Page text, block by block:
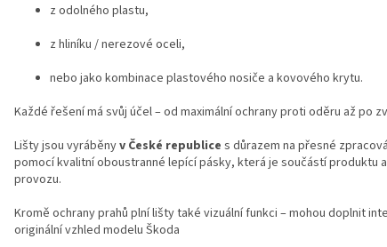
z odolného plastu,
z hliníku / nerezové oceli,
nebo jako kombinace plastového nosiče a kovového krytu.
Každé řešení má svůj účel – od maximální ochrany proti oděru až po
Lišty jsou vyráběnyv České republice s důrazem na přesné
pomocí kvalitní oboustranné lepící pásky, která je součástí produktu
provozu.
Kromě ochrany prahů plní lišty také vizuální funkci – mohou doplnit
originální vzhled modelu Škoda